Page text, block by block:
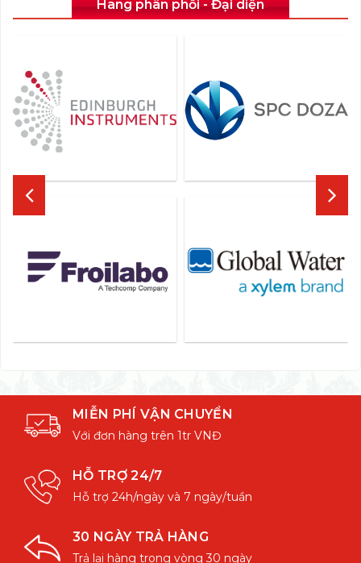
Hãng phân phối - Đại diện
MIỄN PHÍ VẬN CHUYỂN
Với đơn hàng trên 1tr VNĐ
HỖ TRỢ 24/7
Hỗ trợ 24h/ngày và 7 ngày/tuần
30 NGÀY TRẢ HÀNG
Trả lại hàng trong vòng 30 ngày